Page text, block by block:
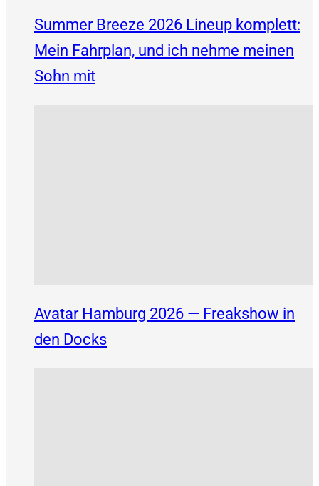
Summer Breeze 2026 Lineup komplett:
Mein Fahrplan, und ich nehme meinen
Sohn mit
Avatar Hamburg 2026 — Freakshow in
den Docks